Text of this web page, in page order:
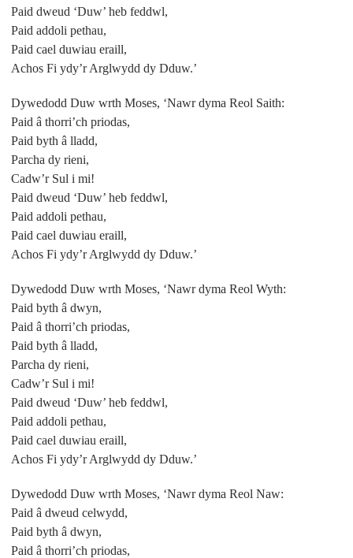
Paid dweud ‘Duw’ heb feddwl,
Paid addoli pethau,
Paid cael duwiau eraill,
Achos Fi ydy’r Arglwydd dy Dduw.’
Dywedodd Duw wrth Moses, ‘Nawr dyma Reol Saith:
Paid â thorri’ch priodas,
Paid byth â lladd,
Parcha dy rieni,
Cadw’r Sul i mi!
Paid dweud ‘Duw’ heb feddwl,
Paid addoli pethau,
Paid cael duwiau eraill,
Achos Fi ydy’r Arglwydd dy Dduw.’
Dywedodd Duw wrth Moses, ‘Nawr dyma Reol Wyth:
Paid byth â dwyn,
Paid â thorri’ch priodas,
Paid byth â lladd,
Parcha dy rieni,
Cadw’r Sul i mi!
Paid dweud ‘Duw’ heb feddwl,
Paid addoli pethau,
Paid cael duwiau eraill,
Achos Fi ydy’r Arglwydd dy Dduw.’
Dywedodd Duw wrth Moses, ‘Nawr dyma Reol Naw:
Paid â dweud celwydd,
Paid byth â dwyn,
Paid â thorri’ch priodas,